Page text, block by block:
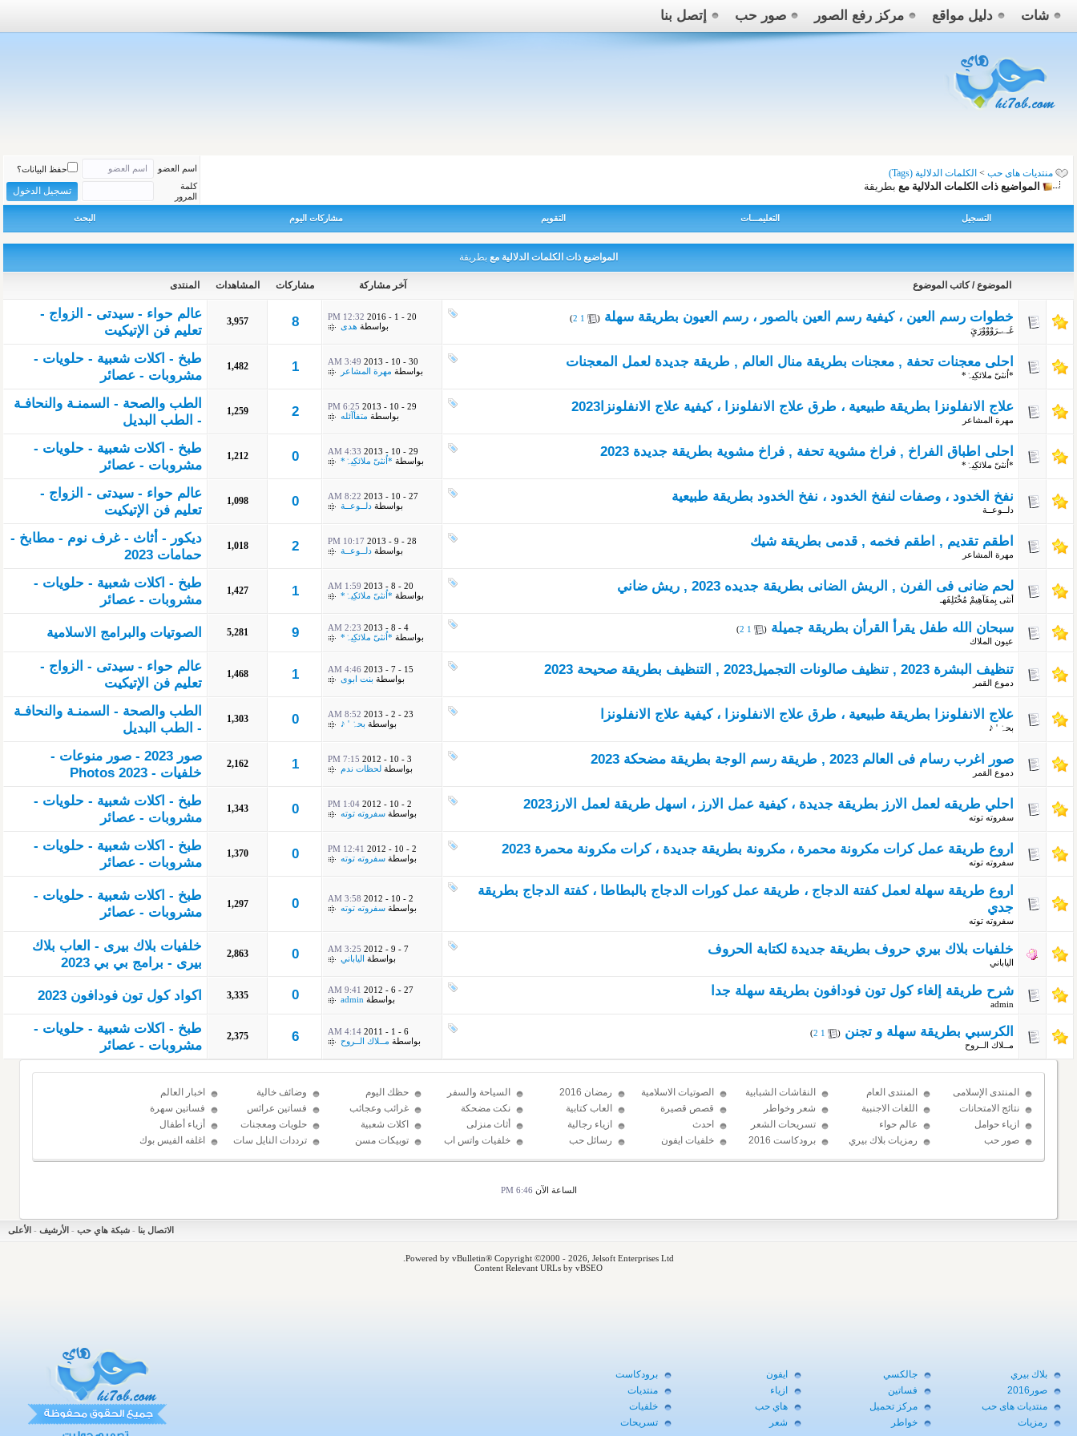
شات دليل مواقع مركز رفع الصور صور حب إتصل بنا
منتديات هاى حب > الكلمات الدلالية (Tags)
المواضيع ذات الكلمات الدلالية مع بطريقة
اسم العضو
حفظ البيانات؟
كلمة
المرور
التسجيل التعليمـــات التقويم مشاركات اليوم البحث
المواضيع ذات الكلمات الدلالية مع بطريقة
الموضوع / كاتب الموضوع آخر مشاركة مشاركات المشاهدات المنتدى
خطوات رسم العين ، كيفية رسم العين بالصور ، رسم العيون بطريقة سهلة (
1
2
)
غَـےـرَوْوْوْرَيَِ
20 - 1 - 2016
12:32 PM
بواسطة هدى 8
3,957
عالم حواء - سيدتى - الزواج -
تعليم فن الإتيكيت
احلى معجنات تحفة , معجنات بطريقة منال العالم , طريقة جديدة لعمل المعجنات
*اُنثىّ ملائكِيہْ*
30 - 10 - 2013
3:49 AM
بواسطة مهرة المشاعر 1
1,482
طبخ - اكلات شعبية - حلويات -
مشروبات - عصائر
علاج الانفلونزا بطريقة طبيعية ، طرق علاج الانفلونزا ، كيفية علاج الانفلونزا2023
مهرة المشاعر
29 - 10 - 2013
6:25 PM
بواسطة متفأآئله 2
1,259
الطب والصحة - السمنـة والنحافـة
- الطب البديل
احلى اطباق الفراخ , فراخ مشوية تحفة , فراخ مشوية بطريقة جديدة 2023
*اُنثىّ ملائكِيہْ*
29 - 10 - 2013
4:33 AM
بواسطة *اُنثىّ ملائكِيہْ* 0
1,212
طبخ - اكلات شعبية - حلويات -
مشروبات - عصائر
نفخ الخدود ، وصفات لنفخ الخدود ، نفخ الخدود بطريقة طبيعية
دلــوعــة
27 - 10 - 2013
8:22 AM
بواسطة دلــوعــة 0
1,098
عالم حواء - سيدتى - الزواج -
تعليم فن الإتيكيت
اطقم تقديم , اطقم فخمه , قدمى بطريقة شيك
مهرة المشاعر
28 - 9 - 2013
10:17 PM
بواسطة دلــوعــة 2
1,018
ديكور - أثاث - غرف نوم - مطابخ -
حمامات 2023
لحم ضانى فى الفرن , الريش الضانى بطريقة جديده 2023 , ريش ضاني
أنثى بِمفَآهِيمْ مُخْتَلِفَهـ
20 - 8 - 2013
1:59 AM
بواسطة *اُنثىّ ملائكِيہْ* 1
1,427
طبخ - اكلات شعبية - حلويات -
مشروبات - عصائر
سبحان الله طفل يقرأ القرأن بطريقة جميلة (
1
2
)
عيون الملاك
4 - 8 - 2013
2:23 AM
بواسطة *اُنثىّ ملائكِيہْ* 9
5,281 الصوتيات والبرامج الاسلامية
تنظيف البشرة 2023 , تنظيف صالونات التجميل2023 , التنظيف بطريقة صحيحة 2023
دموع القمر
15 - 7 - 2013
4:46 AM
بواسطة بنت ابوى 1
1,468
عالم حواء - سيدتى - الزواج -
تعليم فن الإتيكيت
علاج الانفلونزا بطريقة طبيعية ، طرق علاج الانفلونزا ، كيفية علاج الانفلونزا
بحہْ ' ♪
23 - 2 - 2013
8:52 AM
بواسطة بحہْ ' ♪ 0
1,303
الطب والصحة - السمنـة والنحافـة
- الطب البديل
صور اغرب رسام فى العالم 2023 , طريقة رسم الوجة بطريقة مضحكة 2023
دموع القمر
3 - 10 - 2012
7:15 PM
بواسطة لحظات ندم 1
2,162
صور 2023 - صور منوعات -
خلفيات - Photos 2023
احلي طريقه لعمل الارز بطريقة جديدة ، كيفية عمل الارز ، اسهل طريقة لعمل الارز2023
سفروته توته
2 - 10 - 2012
1:04 PM
بواسطة سفروته توته 0
1,343
طبخ - اكلات شعبية - حلويات -
مشروبات - عصائر
اروع طريقة عمل كرات مكرونة محمرة ، مكرونة بطريقة جديدة ، كرات مكرونة محمرة 2023
سفروته توته
2 - 10 - 2012
12:41 PM
بواسطة سفروته توته 0
1,370
طبخ - اكلات شعبية - حلويات -
مشروبات - عصائر
اروع طريقة سهلة لعمل كفتة الدجاج ، طريقة عمل كورات الدجاج بالبطاطا ، كفتة الدجاج بطريقة
جدي
سفروته توته
2 - 10 - 2012
3:58 AM
بواسطة سفروته توته 0
1,297
طبخ - اكلات شعبية - حلويات -
مشروبات - عصائر
خلفيات بلاك بيري حروف بطريقة جديدة لكتابة الحروف
الياباني
7 - 9 - 2012
3:25 AM
بواسطة الياباني 0
2,863
خلفيات بلاك بيرى - العاب بلاك
بيرى - برامج بي بي 2023
شرح طريقة إلغاء كول تون فودافون بطريقة سهلة جدا
admin
27 - 6 - 2012
9:41 AM
بواسطة admin
0
3,335 اكواد كول تون فودافون 2023
الكرسبي بطريقة سهلة و تجنن (
1
2
)
مــلاك الــروح
6 - 1 - 2011
4:14 AM
بواسطة مــلاك الــروح 6
2,375
طبخ - اكلات شعبية - حلويات -
مشروبات - عصائر
المنتدى الإسلامى المنتدى العام النقاشات الشبابية الصوتيات الاسلامية رمضان 2016 السياحة والسفر حظك اليوم وضائف خالية
اخبار العالم
نتائج الامتحانات
اللغات الاجنبية شعر وخواطر قصص قصيرة العاب كتابية نكت مضحكة غرائب وعجائب فساتين عرائس
فساتين سهرة
ازياء حوامل
عالم حواء تسريحات الشعر
احدث
الإكسسوارات
ازياء رجالية أثاث منزلى اكلات شعبية حلويات ومعجنات
أزياء أطفال
صور حب
رمزيات بلاك بيري
برودكاست 2016
خلفيات ايفون
رسائل حب خلفيات واتس اب توبيكات مسن ترددات النايل سات اغلفه الفيس بوك
الساعة الآن 6:46 PM
الاتصال بنا - شبكة هاي حب - الأرشيف - الأعلى
Powered by vBulletin® Copyright ©2000 - 2026, Jelsoft Enterprises Ltd.
Content Relevant URLs by vBSEO
بلاك بيري جالكسي ايفون
برودكاست
صور2016
فساتين ازياء
منتديات
منتديات هاى حب
مركز تحميل هاي حب
خلفيات
رمزيات
خواطر شعر تسريحات